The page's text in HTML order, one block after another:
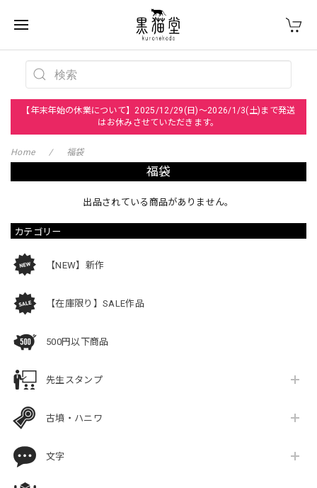
【年末年始の休業について】2025/12/29(日)～2026/1/3(土)まで発送
はお休みさせていただきます。
カテゴリー
【NEW】新作
【在庫限り】SALE作品
500円以下商品
先生スタンプ
古墳・ハニワ
文字
Home 福袋
福袋
出品されている商品がありません。